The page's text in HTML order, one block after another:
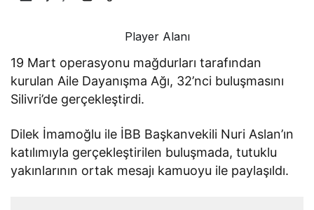
Player Alanı
19 Mart operasyonu mağdurları tarafından
kurulan Aile Dayanışma Ağı, 32’nci buluşmasını
Silivri’de gerçekleştirdi.
Dilek İmamoğlu ile İBB Başkanvekili Nuri Aslan’ın
katılımıyla gerçekleştirilen buluşmada, tutuklu
yakınlarının ortak mesajı kamuoyu ile paylaşıldı.